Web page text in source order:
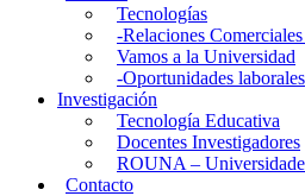
Tecnologías
-Relaciones
Vamos a la Universidad
-Oportunidades laborales
Investigación
Tecnología Educativa
Docentes Investigadores
ROUNA –
Contacto